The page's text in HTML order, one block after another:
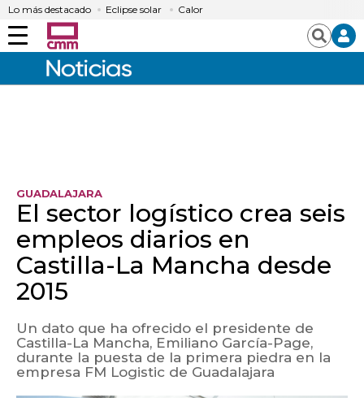
Lo más destacado Eclipse solar Calor
Menú Buscar
GUADALAJARA
El sector logístico crea seis
empleos diarios en
Castilla-La Mancha desde
2015
Un dato que ha ofrecido el presidente de
Castilla-La Mancha, Emiliano García-Page,
durante la puesta de la primera piedra en la
empresa FM Logistic de Guadalajara